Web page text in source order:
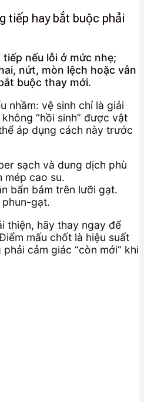
tiếp hay bắt buộc phải
nếu lỗi ở mức nhẹ;
nứt, mòn lệch hoặc vẫn
buộc thay mới.
nhầm: vệ sinh chỉ là giải
“hồi sinh” được vật
áp dụng cách này trước
sạch và dung dịch phù
mép cao su.
bẩn bám trên lưỡi gạt.
phun-gạt.
thiện, hãy thay ngay để
mấu chốt là hiệu suất
cảm giác “còn mới” khi